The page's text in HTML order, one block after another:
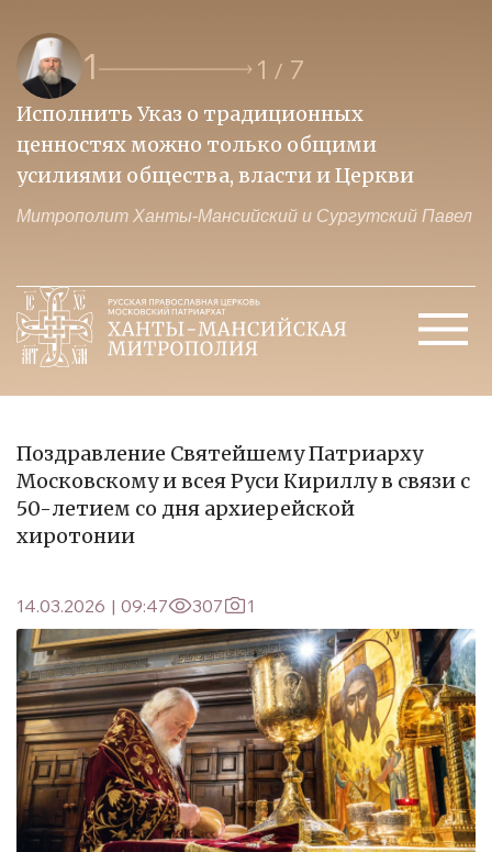
1 1 / 7
Исполнить Указ о традиционных
ценностях можно только общими
усилиями общества, власти и Церкви
Митрополит Ханты-Мансийский и Сургутский Павел
Поздравление Святейшему Патриарху
Московскому и всея Руси Кириллу в связи с
50-летием со дня архиерейской
хиротонии
14.03.2026 | 09:47 307 1